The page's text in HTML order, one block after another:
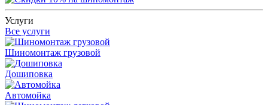
Услуги
Все услуги
Шиномонтаж грузовой
Дошиповка
Автомойка